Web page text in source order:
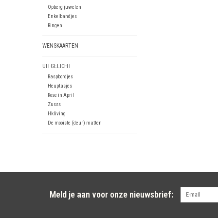
Opberg juwelen
Enkelbandjes
Ringen
WENSKAARTEN
UITGELICHT
Raspbordjes
Heuptasjes
Rose in April
Zusss
Hkliving
De mooiste (deur) matten
Meld je aan voor onze nieuwsbrief: